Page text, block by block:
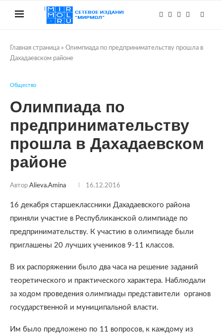
Главная страница » Олимпиада по предпринимательству прошла в
Дахадаевском районе
Общество
Олимпиада по
предпринимательству
прошла в Дахадаевском
районе
Автор Alieva.amina 16.12.2016
16 декабря старшеклассники Дахадаевского района
приняли участие в Республиканской олимпиаде по
предпринимательству. К участию в олимпиаде были
приглашены 20 лучших учеников 9-11 классов.
В их распоряжении было два часа на решение заданий
теоретического и практического характера. Наблюдали
за ходом проведения олимпиады представители органов
государственной и муниципальной власти.
Им было предложено по 11 вопросов, к каждому из